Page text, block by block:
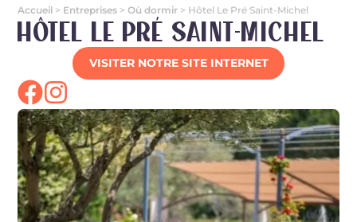
Accueil > Entreprises >Où dormir > Hôtel Le Pré Saint-Michel
Hôtel Le Pré Saint-Michel
VISITER NOTRE SITE INTERNET